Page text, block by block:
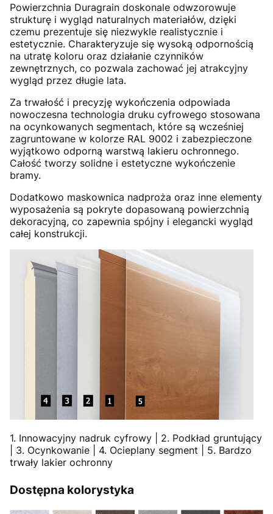
Powierzchnia Duragrain doskonale odwzorowuje
strukturę i wygląd naturalnych materiałów, dzięki
czemu prezentuje się niezwykle realistycznie i
estetycznie. Charakteryzuje się wysoką odpornością
na utratę koloru oraz działanie czynników
zewnętrznych, co pozwala zachować jej atrakcyjny
wygląd przez długie lata.
Za trwałość i precyzję wykończenia odpowiada
nowoczesna technologia druku cyfrowego stosowana
na ocynkowanych segmentach, które są wcześniej
zagruntowane w kolorze RAL 9002 i zabezpieczone
wyjątkowo odporną warstwą lakieru ochronnego.
Całość tworzy solidne i estetyczne wykończenie
bramy.
Dodatkowo maskownica nadproża oraz inne elementy
wyposażenia są pokryte dopasowaną powierzchnią
dekoracyjną, co zapewnia spójny i elegancki wygląd
całej konstrukcji.
1. Innowacyjny nadruk cyfrowy | 2. Podkład gruntujący
| 3. Ocynkowanie | 4. Ocieplany segment | 5. Bardzo
trwały lakier ochronny
Dostępna kolorystyka